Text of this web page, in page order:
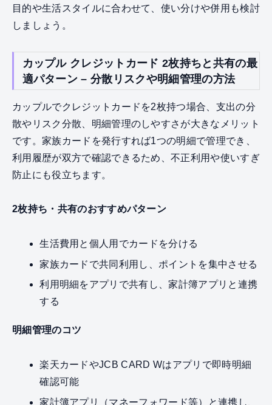
目的や生活スタイルに合わせて、使い分けや併用も検討
しましょう。
カップル クレジットカード 2枚持ちと共有の最
適パターン – 分散リスクや明細管理の方法
カップルでクレジットカードを2枚持つ場合、支出の分
散やリスク分散、明細管理のしやすさが大きなメリット
です。家族カードを発行すれば1つの明細で管理でき、
利用履歴が双方で確認できるため、不正利用や使いすぎ
防止にも役立ちます。
2枚持ち・共有のおすすめパターン
生活費用と個人用でカードを分ける
家族カードで共同利用し、ポイントを集中させる
利用明細をアプリで共有し、家計簿アプリと連携
する
明細管理のコツ
楽天カードやJCB CARD Wはアプリで即時明細
確認可能
家計簿アプリ（マネーフォワード等）と連携し、